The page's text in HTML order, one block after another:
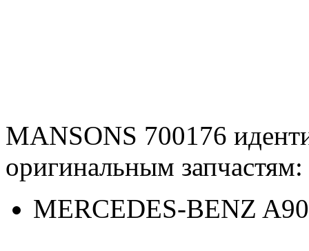
MANSONS 700176
оригинальным запчастям:
MERCEDES-BENZ